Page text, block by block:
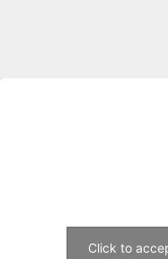
Click to